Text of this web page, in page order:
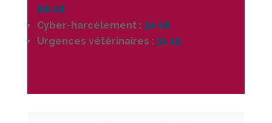
68 06
Cyber-harcèlement: 30 18
Urgences vétérinaires : 31 15